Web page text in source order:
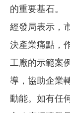
的重要基石。
經發局表示，
決產業痛點，
工廠的示範案
導，協助企業
動能。如有任